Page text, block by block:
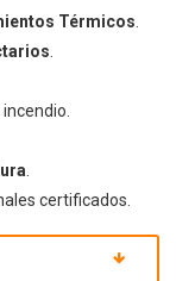
Térmicos
certificados.